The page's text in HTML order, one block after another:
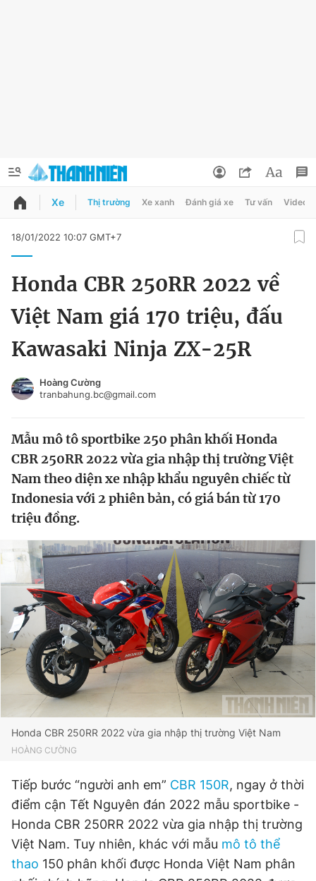
QUẢNG CÁO
Video Magazine
Sản phẩm khác
Thông tin tòa soạn Liên hệ quảng cáo
Đọc Thanh Niên trên điện thoại
Hotline
0906 645 777
Liên hệ quảng cáo
0908 780 404
Đặt báo Quảng cáo RSS Tòa soạn Chính sách bảo
Đổi mật khẩu
Tin đã lưu
Tin đã xem
Đăng xuất
Xe Thị trường Xe xanh Đánh giá xe Tư vấn Video
18/01/2022 10:07 GMT+7
Honda CBR 250RR 2022 về
Việt Nam giá 170 triệu, đấu
Kawasaki Ninja ZX-25R
Hoàng Cường
tranbahung.bc@gmail.com
Mẫu mô tô sportbike 250 phân khối Honda
CBR 250RR 2022 vừa gia nhập thị trường Việt
Nam theo diện xe nhập khẩu nguyên chiếc từ
Indonesia với 2 phiên bản, có giá bán từ 170
triệu đồng.
Honda CBR 250RR 2022 vừa gia nhập thị trường Việt Nam
HOÀNG CƯỜNG
Tiếp bước “người anh em” CBR 150R, ngay ở thời
điểm cận Tết Nguyên đán 2022 mẫu sportbike -
Honda CBR 250RR 2022 vừa gia nhập thị trường
Việt Nam. Tuy nhiên, khác với mẫu mô tô thể
thao 150 phân khối được Honda Việt Nam phân